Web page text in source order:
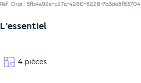
Réf. Orpi : 5fb4a92e-c27a-4280-8228-7b3de8f83704
L'essentiel
4 pièces